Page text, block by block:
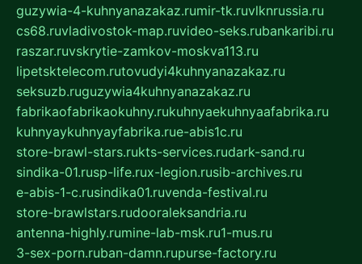
guzywia-4-kuhnyanazakaz.rumir-tk.ruvlknrussia.ru
cs68.ruvladivostok-map.ruvideo-seks.rubankaribi.ru
raszar.ruvskrytie-zamkov-moskva113.ru
lipetsktelecom.rutovudyi4kuhnyanazakaz.ru
seksuzb.ruguzywia4kuhnyanazakaz.ru
fabrikaofabrikaokuhny.rukuhnyaekuhnyaafabrika.ru
kuhnyaykuhnyayfabrika.rue-abis1c.ru
store-brawl-stars.rukts-services.rudark-sand.ru
sindika-01.rusp-life.rux-legion.rusib-archives.ru
e-abis-1-c.rusindika01.ruvenda-festival.ru
store-brawlstars.rudooraleksandria.ru
antenna-highly.rumine-lab-msk.ru1-mus.ru
3-sex-porn.ruban-damn.rupurse-factory.ru